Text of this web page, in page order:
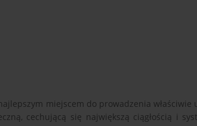
miejscem do prowadzenia właściwie
cechującą się największą ciągłością i